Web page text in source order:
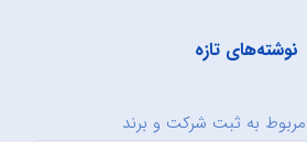
نوشته‌های تازه
مربوط به ثبت شرکت و برند